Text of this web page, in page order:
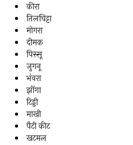
कीरा
तिलचिट्टा
मोगरा
दीमक
पिस्सू
जुगनू
भंवरा
झींगा
टिड्डी
माखी
पैटी कीट
खटमल